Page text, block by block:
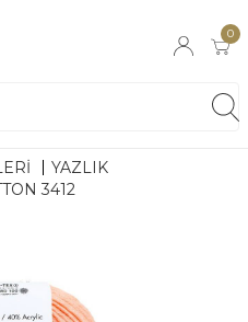
0
YAZLIK
3412